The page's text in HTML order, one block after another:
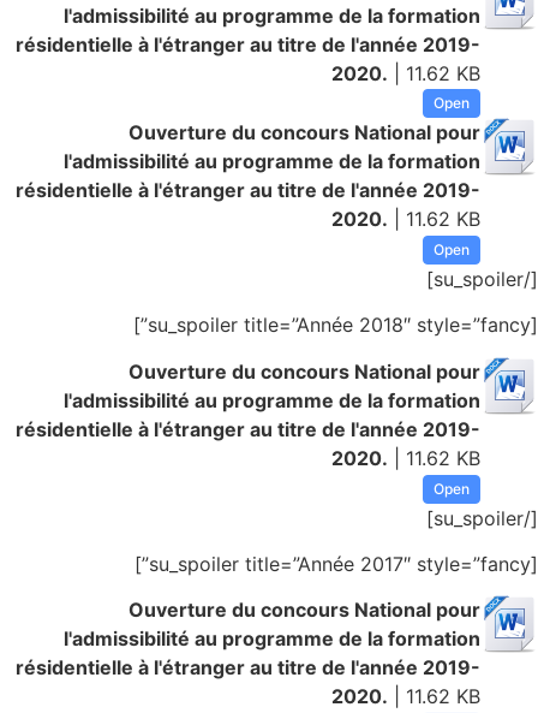
l'admissibilité au programme de la formation
résidentielle à l'étranger au titre de l'année 2019-
2020. | 11.62 KB
Open
Ouverture du concours National pour
l'admissibilité au programme de la formation
résidentielle à l'étranger au titre de l'année 2019-
2020. | 11.62 KB
Open
[/su_spoiler]
[su_spoiler title=”Année 2018″ style=”fancy”]
Ouverture du concours National pour
l'admissibilité au programme de la formation
résidentielle à l'étranger au titre de l'année 2019-
2020. | 11.62 KB
Open
[/su_spoiler]
[su_spoiler title=”Année 2017″ style=”fancy”]
Ouverture du concours National pour
l'admissibilité au programme de la formation
résidentielle à l'étranger au titre de l'année 2019-
2020. | 11.62 KB